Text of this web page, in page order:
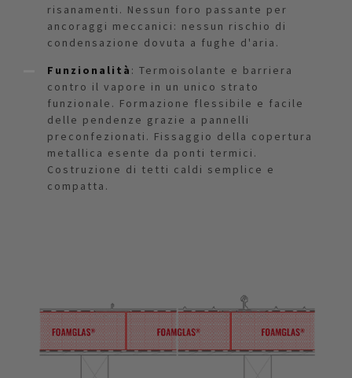
risanamenti. Nessun foro passante per
ancoraggi meccanici: nessun rischio di
condensazione dovuta a fughe d'aria.
Funzionalità : Termoisolante e barriera
contro il vapore in un unico strato
funzionale. Formazione flessibile e facile
delle pendenze grazie a pannelli
preconfezionati. Fissaggio della copertura
metallica esente da ponti termici.
Costruzione di tetti caldi semplice e
compatta.